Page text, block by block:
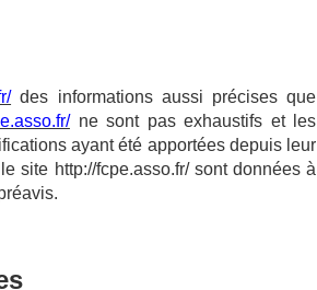
des informations aussi précises que
ne sont pas exhaustifs et les
ayant été apportées depuis leur
site http://fcpe.asso.fr/ sont données à